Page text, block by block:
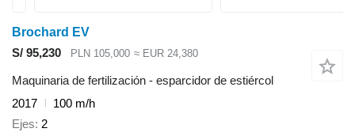
Brochard EV
S/ 95,230
PLN 105,000 ≈ EUR 24,380
Maquinaria de fertilización - esparcidor de estiércol
2017
100 m/h
Ejes 2